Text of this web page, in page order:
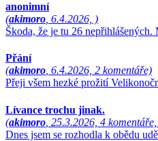
anonimní
(akimoro , 6.4.2026, )
Škoda, že je tu 26
Přání
(akimoro, 6.4.2026, 2 komentáře)
Přeji všem hezké prožití
Lívance trochu jinak.
(akimoro , 25.3.2026, 4
Dnes jsem se rozhodla k obědu